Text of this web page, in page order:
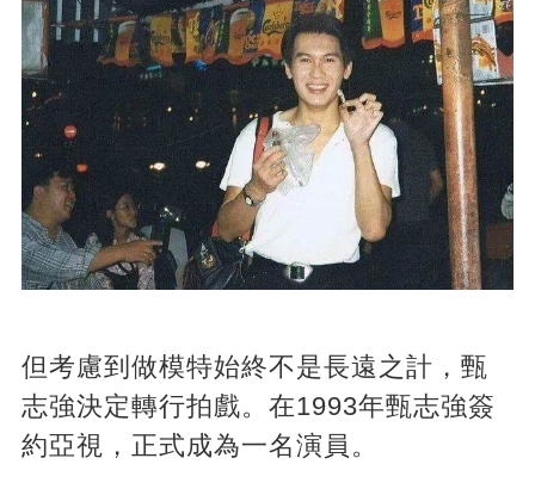
但考慮到做模特始終不是長遠之計，甄
志強決定轉行拍戲。在1993年甄志強簽
約亞視，正式成為一名演員。